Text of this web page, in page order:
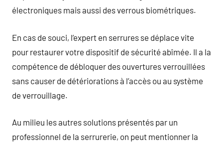
électroniques mais aussi des verrous biométriques.
En cas de souci, l’expert en serrures se déplace vite
pour restaurer votre dispositif de sécurité abîmée. Il a la
compétence de débloquer des ouvertures verrouillées
sans causer de détériorations à l’accès ou au système
de verrouillage.
Au milieu les autres solutions présentés par un
professionnel de la serrurerie, on peut mentionner la